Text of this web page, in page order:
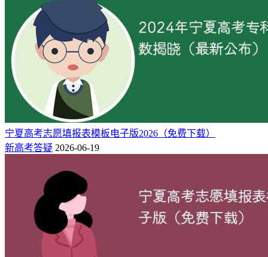
宁夏高考志愿填报表模板电子版2026（免费下载）
新高考答疑 2026-06-19